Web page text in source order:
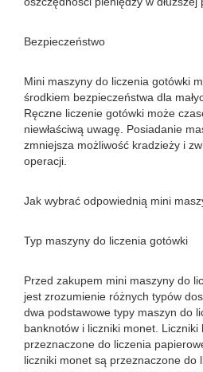
Bezpieczeństwo
Mini maszyny do liczenia gotówki
środkiem bezpieczeństwa dla
Ręczne liczenie gotówki może
niewłaściwą uwagę. Posiadanie
zmniejsza możliwość kradzieży i
operacji.
Jak wybrać odpowiednią mini
Typ maszyny do liczenia gotówki
Przed zakupem mini maszyny do
jest zrozumienie różnych typów
dwa podstawowe typy maszyn do
banknotów i liczniki monet. Liczniki
przeznaczone do liczenia
liczniki monet są przeznaczone do